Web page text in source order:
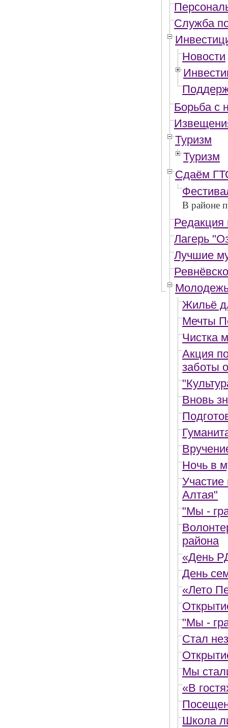
Служба
Новости
Борьба с
Туризм
Туризм
Сдаём
В районе
Редакция
Лагерь
Лучшие
Молодежь
Жильё
Мечты
Чистка
Акция
заботы
Вновь
Ночь в
Алтая"
"Мы -
района
«День
День
«Лето
"Мы -
Стал
Мы
«В
Школа